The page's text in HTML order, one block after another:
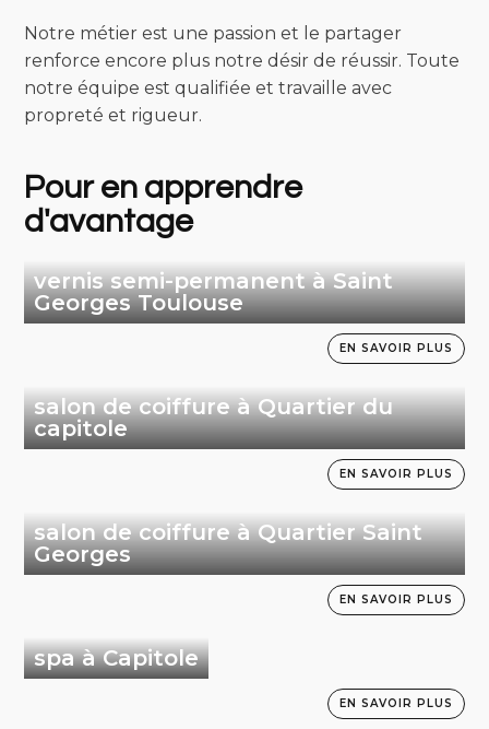
Notre métier est une passion et le partager
renforce encore plus notre désir de réussir. Toute
notre équipe est qualifiée et travaille avec
propreté et rigueur.
Pour en apprendre
d'avantage
vernis semi-permanent à Saint
Georges Toulouse
EN SAVOIR PLUS
salon de coiffure à Quartier du
capitole
EN SAVOIR PLUS
salon de coiffure à Quartier Saint
Georges
EN SAVOIR PLUS
spa à Capitole
EN SAVOIR PLUS